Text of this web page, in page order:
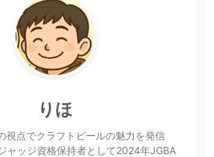
りほ
視点でクラフトビールの魅力を発信
ャッジ資格保持者として2024年JGBA